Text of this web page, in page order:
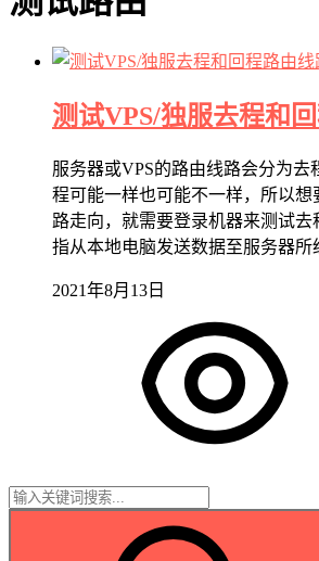
测试VPS/独服去程和
服务器或VPS的路由线路会分为去
程可能一样也可能不一样，所以想
路走向，就需要登录机器来测试去
指从本地电脑发送数据至服务器
2021年8月13日